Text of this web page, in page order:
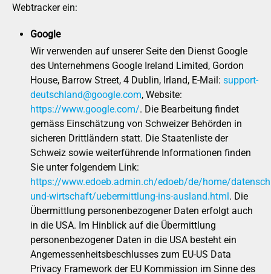
Webtracker ein:
Google
Wir verwenden auf unserer Seite den Dienst Google
des Unternehmens Google Ireland Limited, Gordon
House, Barrow Street, 4 Dublin, Irland, E-Mail: support-
deutschland@google.com, Website:
https://www.google.com/. Die Bearbeitung findet
gemäss Einschätzung von Schweizer Behörden in
sicheren Drittländern statt. Die Staatenliste der
Schweiz sowie weiterführende Informationen finden
Sie unter folgendem Link:
https://www.edoeb.admin.ch/edoeb/de/home/
und-wirtschaft/uebermittlung-ins-ausland.html. Die
Übermittlung personenbezogener Daten erfolgt auch
in die USA. Im Hinblick auf die Übermittlung
personenbezogener Daten in die USA besteht ein
Angemessenheitsbeschlusses zum EU-US Data
Privacy Framework der EU Kommission im Sinne des